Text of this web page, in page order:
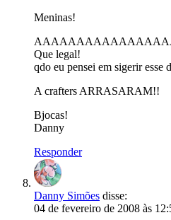
Meninas!
Que legal!
qdo eu pensei em sigerir
A crafters ARRASARAM!!
Bjocas!
Danny
Responder
Danny Simões disse:
04 de fevereiro de 2008 às